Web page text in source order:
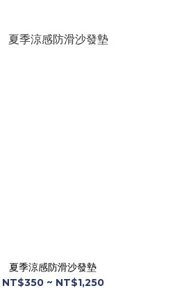
夏季涼感防滑沙發墊
NT$350 ~ NT$1,250